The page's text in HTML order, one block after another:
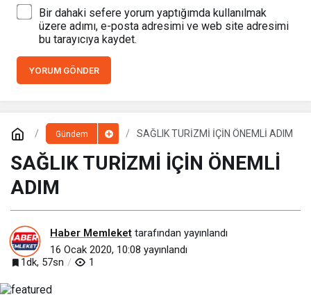
Bir dahaki sefere yorum yaptığımda kullanılmak
üzere adımı, e-posta adresimi ve web site adresimi
bu tarayıcıya kaydet.
YORUM GÖNDER
Gündem SAĞLIK TURİZMİ İÇİN ÖNEMLİ ADIM
SAĞLIK TURİZMİ İÇİN ÖNEMLİ
ADIM
Haber Memleket tarafından yayınlandı
16 Ocak 2020, 10:08 yayınlandı
1dk, 57sn
1